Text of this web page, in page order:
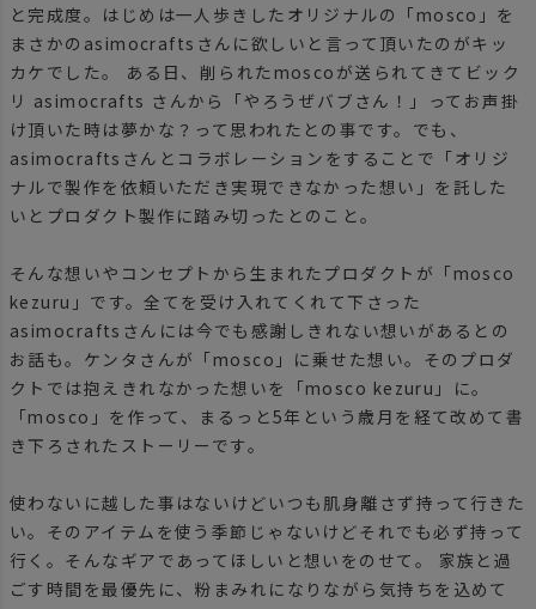
と完成度。はじめは一人歩きしたオリジナルの「mosco」を
まさかのasimocraftsさんに欲しいと言って頂いたのがキッ
カケでした。 ある日、削られたmoscoが送られてきてビック
リ asimocrafts さんから「やろうぜバブさん！」ってお声掛
け頂いた時は夢かな？って思われたとの事です。でも、
asimocraftsさんとコラボレーションをすることで「オリジ
ナルで製作を依頼いただき実現できなかった想い」を託した
いとプロダクト製作に踏み切ったとのこと。
そんな想いやコンセプトから生まれたプロダクトが「mosco
kezuru」です。全てを受け入れてくれて下さった
asimocraftsさんには今でも感謝しきれない想いがあるとの
お話も。ケンタさんが「mosco」に乗せた想い。そのプロダ
クトでは抱えきれなかった想いを「mosco kezuru」に。
「mosco」を作って、まるっと5年という歳月を経て改めて書
き下ろされたストーリーです。
使わないに越した事はないけどいつも肌身離さず持って行きた
い。そのアイテムを使う季節じゃないけどそれでも必ず持って
行く。そんなギアであってほしいと想いをのせて。 家族と過
ごす時間を最優先に、粉まみれになりながら気持ちを込めて